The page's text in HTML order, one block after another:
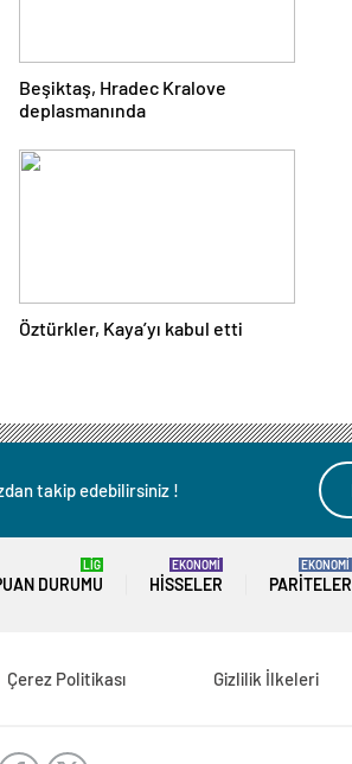
Beşiktaş, Hradec Kralove
deplasmanında
Öztürkler, Kaya’yı kabul etti
takip edebilirsiniz !
DURUMU
LİG
HISSELER
EKONOMİ
PARITELER
EKONOMİ
Çerez Politikası Gizlilik İlkeleri